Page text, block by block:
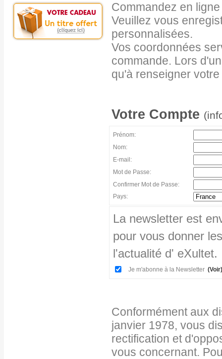
Commandez en
Veuillez vous
personnalisées.
Vos coordonnées
commande. Lors
qu'à renseigner
Votre Compte
Prénom:
Nom:
E-mail:
Mot de Passe:
Confirmer Mot de Passe:
Pays:
La newsletter est
pour vous donner
l'actualité d' eXultet.
Je m'abonne à la Newsletter (Voir)
Conformément aux
janvier 1978, vous
rectification et
vous concernant.